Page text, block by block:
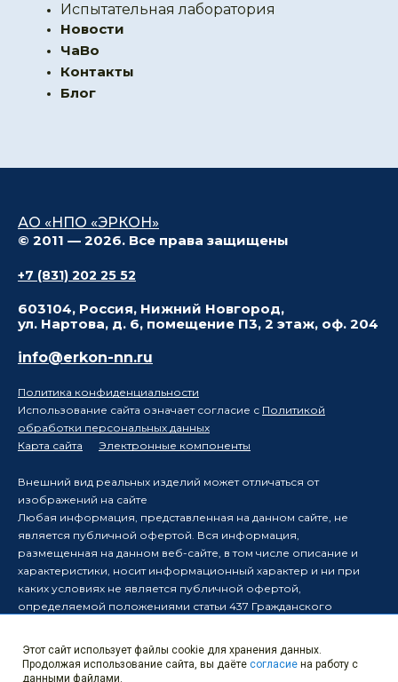
Испытательная лаборатория
Новости
ЧаВо
Контакты
Блог
АО «НПО «ЭРКОН»
© 2011 — 2026. Все права защищены
+7 (831) 202 25 52
603104, Россия, Нижний Новгород,
ул. Нартова, д. 6, помещение П3, 2 этаж, оф. 204
info@erkon-nn.ru
Политика конфиденциальности
Использование сайта означает согласие с Политикой
обработки персональных данных
Карта сайта
Электронные компоненты
Внешний вид реальных изделий может отличаться от
изображений на сайте
Любая информация, представленная на данном сайте, не
является публичной офертой. Вся информация,
размещенная на данном веб-сайте, в том числе описание и
характеристики, носит информационный характер и ни при
каких условиях не является публичной офертой,
определяемой положениями статьи 437 Гражданского
Производитель оставляет за собой право в одностороннем
порядке вносить изменения в информацию, размещенную на
данном веб-сайте, без уведомления третьих лиц о таких
Этот сайт использует файлы cookie для хранения данных.
Продолжая использование сайта, вы даёте согласие на работу с
данными файлами.